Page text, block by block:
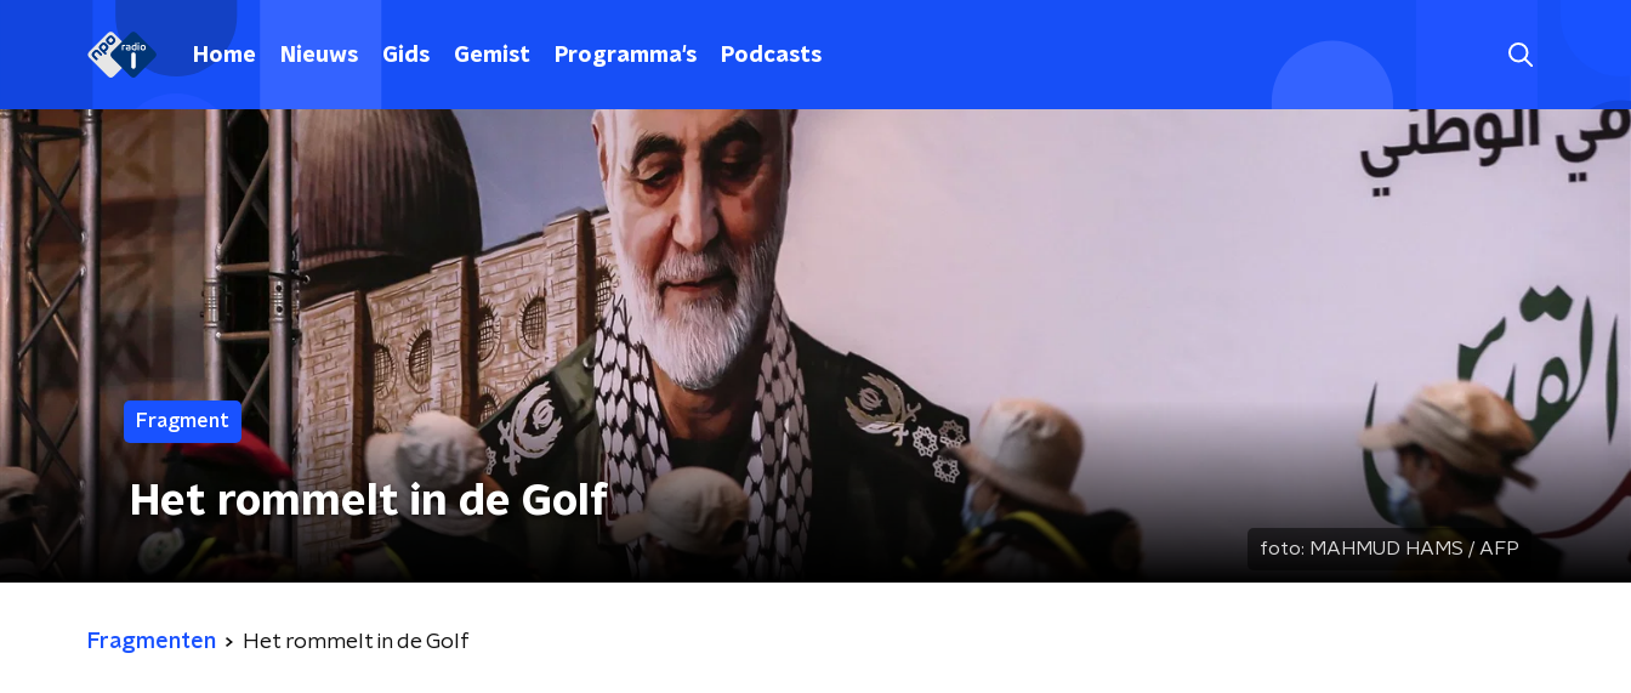
Home Nieuws Gids Gemist Programma's Podcasts
Fragment
Het rommelt in de Golf
foto: MAHMUD HAMS / AFP
Fragmenten Het rommelt in de Golf